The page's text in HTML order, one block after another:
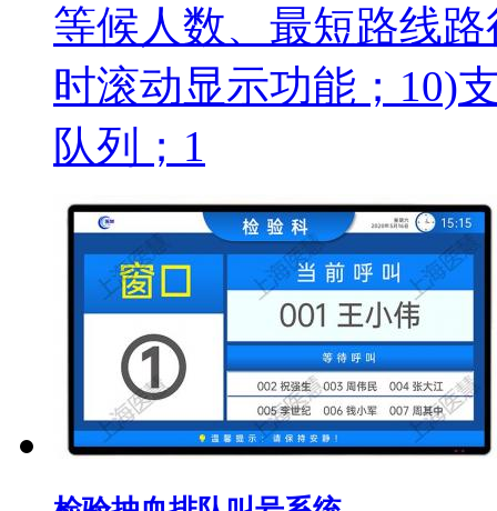
等候人数、最短路线
时滚动显示功能；10)
队列；1